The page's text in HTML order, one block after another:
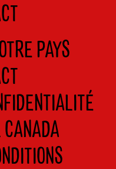
PAYS